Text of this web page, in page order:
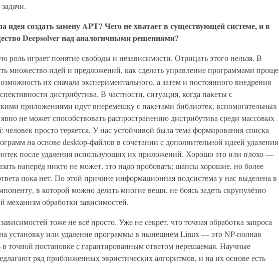
идея создать замену APT? Чего не хватает в существующей системе, и в
Deepsolver над аналогичными решениями?
роль играет понятие свободы и независимости. Отрицать этого нельзя. В
множество идей и предложений, как сделать управление программами проще
их сначала экспериментального, а затем и постоянного внедрения
дистрибутива. В частности, ситуация, когда пакеты с
приложениями идут вперемешку с пакетами библиотек, вспомогательных
не может способствовать распространению дистрибутива среди массовых
человек просто теряется. У нас устойчивой была тема формирования списка
на основе desktop-файлов в сочетании с дополнительной идеей удаления
после удаления использующих их приложений. Хорошо это или плохо —
наперёд никто не может, это надо пробовать; шансы хорошие, но более
пока нет. По этой причине информационная подсистема у нас выделена в
в которой можно делать многие вещи, не боясь задеть скрупулёзно
механизм обработки зависимостей.
тоже не всё просто. Уже не секрет, что точная обработка запроса
на установку или удаление программы в нынешнем Linux — это NP-полная
в точной постановке с гарантированным ответом нерешаемая. Научные
ряд приближенных эвристических алгоритмов, и на их основе есть